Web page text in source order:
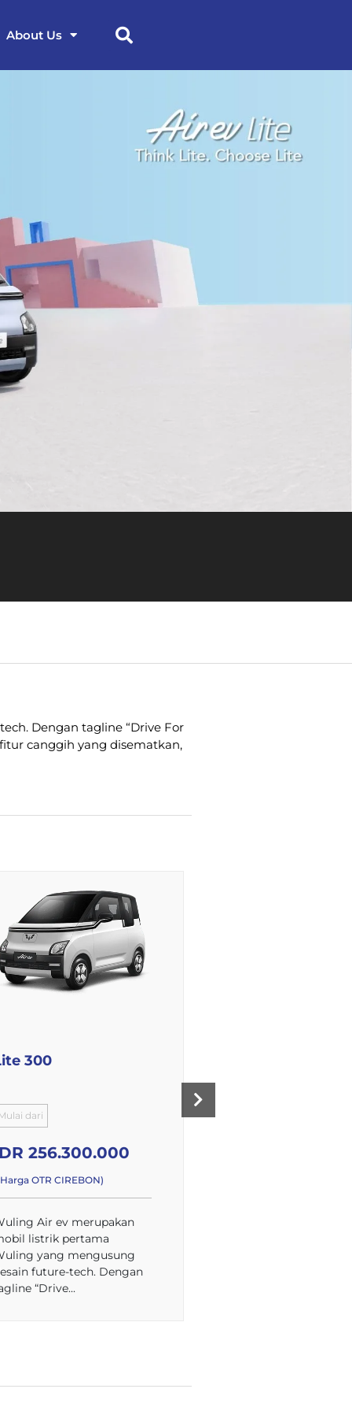
About Us
Dengan tagline “Drive For
canggih yang disematkan,
300
dari
256.300.000
OTR CIREBON)
Air ev merupakan
listrik pertama
yang mengusung
future-tech. Dengan
“Drive...